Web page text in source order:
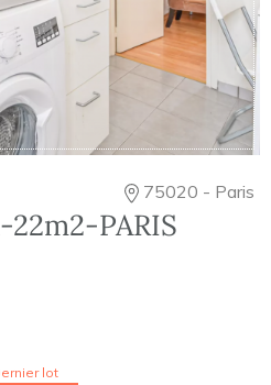
75020 - Paris
PARIS
lot